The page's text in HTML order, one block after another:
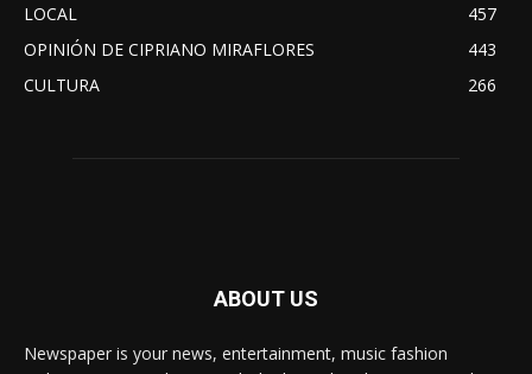
LOCAL
457
OPINIÓN DE CIPRIANO MIRAFLORES
443
CULTURA
266
ABOUT US
Newspaper is your news, entertainment, music fashion